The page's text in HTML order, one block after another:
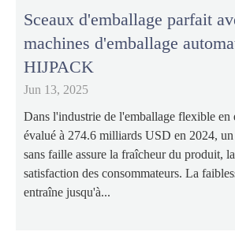
Sceaux d'emballage parfait
machines d'emballage
HIJPACK
Jun 13, 2025
Dans l'industrie de l'emballage flexible en
évalué à 274.6 milliards USD en 2024, un
sans faille assure la fraîcheur du produit,
satisfaction des consommateurs. La
entraîne jusqu'à...